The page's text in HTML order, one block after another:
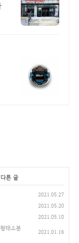
른 글
2021.05.27
2021.05.20
2021.05.10
태소분
2021.01.16